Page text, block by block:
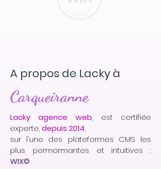
A propos de Lacky à
Carqueiranne
Lacky agence web, est certifiée
experte,depuis 2014,
sur l'une des plateformes CMS les
plus permormantes et intuitives :
WIX©